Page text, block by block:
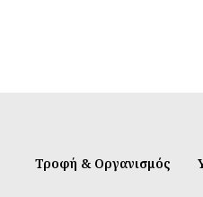
Τροφή & Οργανισμός